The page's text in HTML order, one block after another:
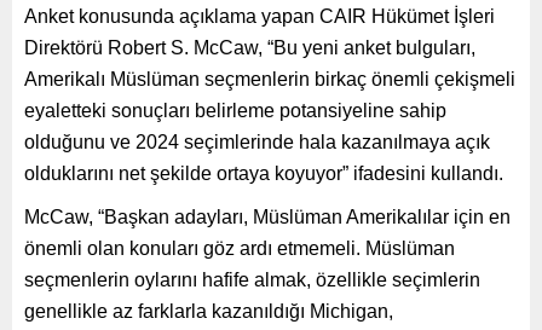
Anket konusunda açıklama yapan CAIR Hükümet İşleri
Direktörü Robert S. McCaw, “Bu yeni anket bulguları,
Amerikalı Müslüman seçmenlerin birkaç önemli çekişmeli
eyaletteki sonuçları belirleme potansiyeline sahip
olduğunu ve 2024 seçimlerinde hala kazanılmaya açık
olduklarını net şekilde ortaya koyuyor” ifadesini kullandı.
McCaw, “Başkan adayları, Müslüman Amerikalılar için en
önemli olan konuları göz ardı etmemeli. Müslüman
seçmenlerin oylarını hafife almak, özellikle seçimlerin
genellikle az farklarla kazanıldığı Michigan,